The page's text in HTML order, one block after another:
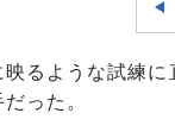
るような試練に
った。